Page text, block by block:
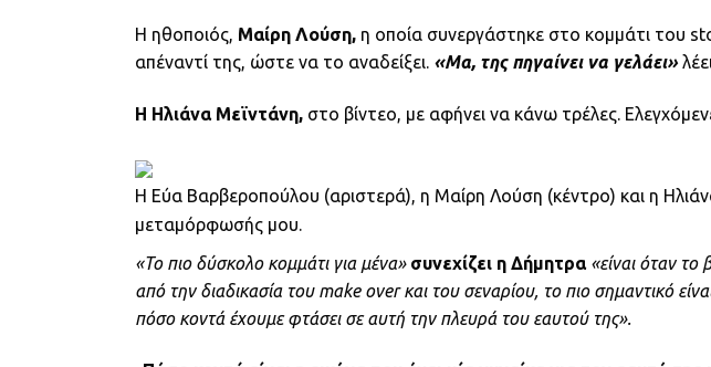
Η ηθοποιός, Μαίρη Λούση, η οποία συνεργάστηκε στο κομμάτι του
απέναντί της, ώστε να το αναδείξει. «Μα, της πηγαίνει να γελάει»
Η Ηλιάνα Μεϊντάνη, στο βίντεο, με αφήνει να κάνω τρέλες.
Η Εύα Βαρβεροπούλου (αριστερά), η Μαίρη Λούση (κέντρο) και η
μεταμόρφωσής μου.
«Το πιο δύσκολο κομμάτι για μένα» συνεχίζει η Δήμητρα «είναι όταν το
από την διαδικασία του make over και του σεναρίου, το πιο σημαντικό
πόσο κοντά έχουμε φτάσει σε αυτή την πλευρά του εαυτού της».